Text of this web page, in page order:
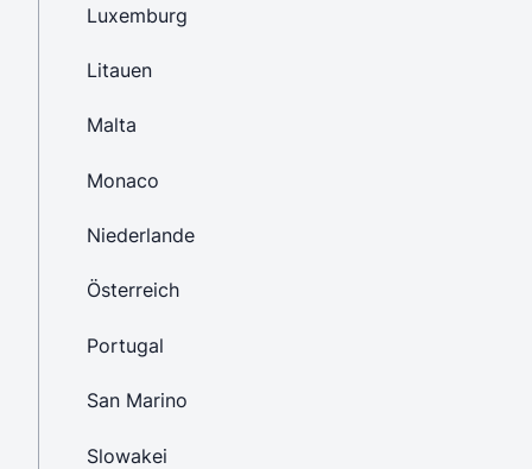
Luxemburg
Litauen
Malta
Monaco
Niederlande
Österreich
Portugal
San Marino
Slowakei